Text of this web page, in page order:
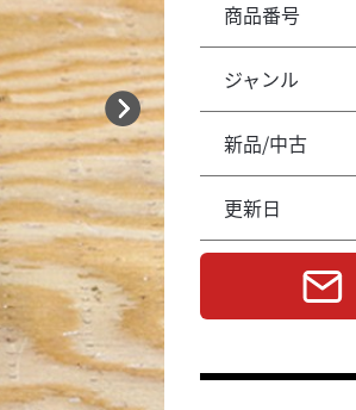
商品番号
ジャンル
新品/中古
更新日